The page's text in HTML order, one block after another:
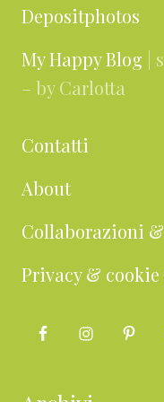
Depositphotos
My Happy Blog |
– by Carlotta
Contatti
About
Collaborazioni
Privacy &